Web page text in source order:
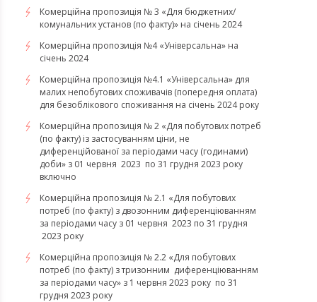
Комерційна пропозиція № 3 «Для бюджетних/
комунальних установ (по факту)» на січень 2024
Комерційна пропозиція №4 «Універсальна» на
січень 2024
Комерційна пропозиція №4.1 «Універсальна» для
малих непобутових споживачів (попередня оплата)
для безоблікового споживання на січень 2024 року
Комерційна пропозиція № 2 «Для побутових потреб
(по факту) із застосуванням ціни, не
диференційованої за періодами часу (годинами)
доби» з 01 червня 2023 по 31 грудня 2023 року
включно
Комерційна пропозиція № 2.1 «Для побутових
потреб (по факту) з двозонним диференціюванням
за періодами часу з 01 червня 2023 по 31 грудня
2023 року
Комерційна пропозиція № 2.2 «Для побутових
потреб (по факту) з тризонним диференціюванням
за періодами часу» з 1 червня 2023 року по 31
грудня 2023 року